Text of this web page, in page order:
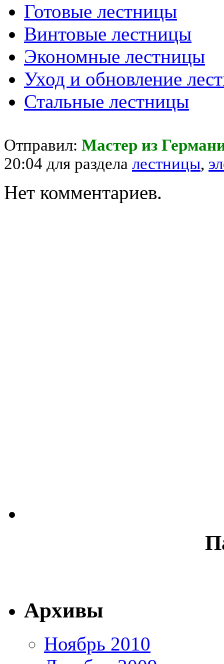
Готовые лестницы
Винтовые лестницы
Экономные лестницы
Уход и обновление
Стальные лестницы
Отправил: Мастер из
20:04 для раздела лестницы,
Нет комментариев.
Архивы
Ноябрь 2010